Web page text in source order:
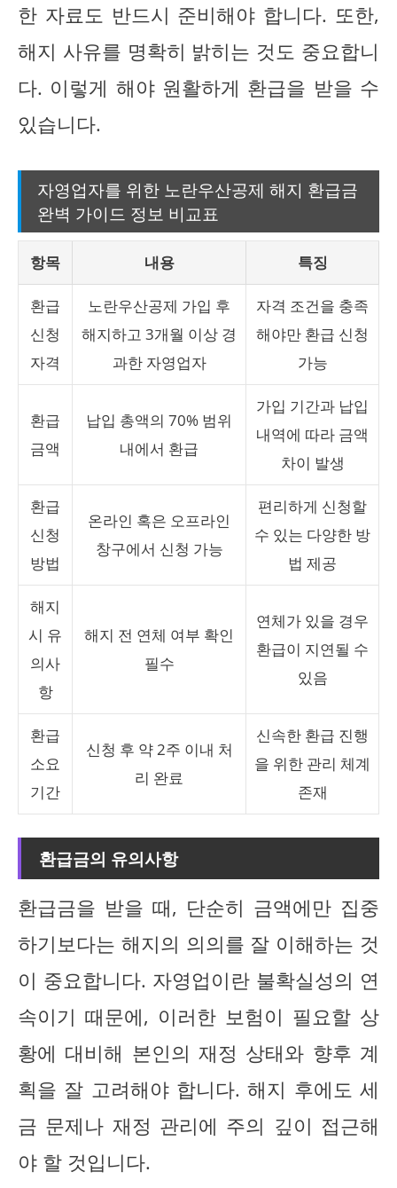
한 자료도 반드시 준비해야 합니다. 또한,
해지 사유를 명확히 밝히는 것도 중요합니
다. 이렇게 해야 원활하게 환급을 받을 수
있습니다.
자영업자를 위한 노란우산공제 해지 환급금
완벽 가이드 정보 비교표
항목 내용 특징
환급
신청
자격
노란우산공제 가입 후
해지하고 3개월 이상 경
과한 자영업자
자격 조건을 충족
해야만 환급 신청
가능
환급
금액
납입 총액의 70% 범위
내에서 환급
가입 기간과 납입
내역에 따라 금액
차이 발생
환급
신청
방법
온라인 혹은 오프라인
창구에서 신청 가능
편리하게 신청할
수 있는 다양한 방
법 제공
해지
시 유
의사
항
해지 전 연체 여부 확인
필수
연체가 있을 경우
환급이 지연될 수
있음
환급
소요
기간
신청 후 약 2주 이내 처
리 완료
신속한 환급 진행
을 위한 관리 체계
존재
환급금의 유의사항
환급금을 받을 때, 단순히 금액에만 집중
하기보다는 해지의 의의를 잘 이해하는 것
이 중요합니다. 자영업이란 불확실성의 연
속이기 때문에, 이러한 보험이 필요할 상
황에 대비해 본인의 재정 상태와 향후 계
획을 잘 고려해야 합니다. 해지 후에도 세
금 문제나 재정 관리에 주의 깊이 접근해
야 할 것입니다.